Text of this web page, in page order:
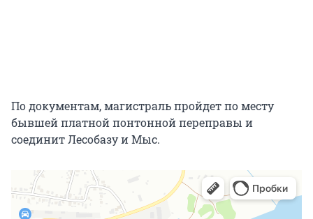
По документам, магистраль пройдет по месту
бывшей платной понтонной переправы и
соединит Лесобазу и Мыс.